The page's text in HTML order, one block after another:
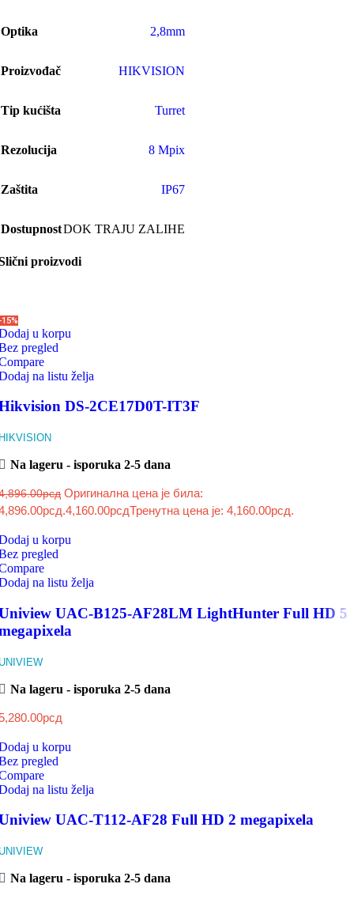
Optika 2,8mm
Proizvođač HIKVISION
Tip kućišta Turret
Rezolucija 8 Mpix
Zaštita IP67
DostupnostDOK TRAJU ZALIHE
proizvodi
u korpu
pregled
na listu želja
DS-2CE17D0T-IT3F
Na lageru - isporuka 2-5 dana
рсд Оригинална цена је била:
4,160.00рсдТренутна цена је: 4,160.00рсд.
u korpu
pregled
na listu želja
UAC-B125-AF28LM LightHunter Full HD 5
Na lageru - isporuka 2-5 dana
рсд
u korpu
pregled
na listu želja
UAC-T112-AF28 Full HD 2 megapixela
Na lageru - isporuka 2-5 dana